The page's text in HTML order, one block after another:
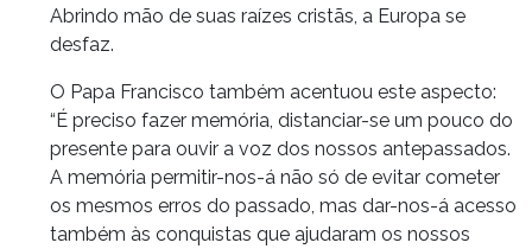
Abrindo mão de suas raízes cristãs, a Europa se
desfaz.
O Papa Francisco também acentuou este aspecto:
“É preciso fazer memória, distanciar-se um pouco do
presente para ouvir a voz dos nossos antepassados.
A memória permitir-nos-á não só de evitar cometer
os mesmos erros do passado, mas dar-nos-á acesso
também às conquistas que ajudaram os nossos